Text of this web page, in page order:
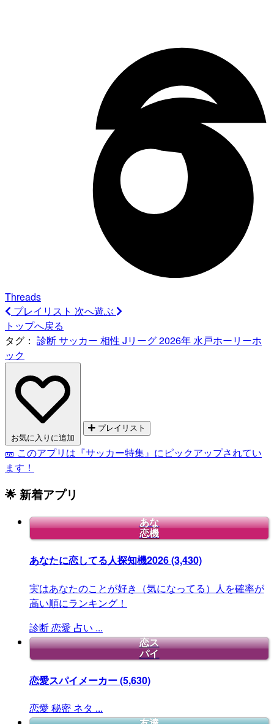
Threads
プレイリスト 次へ遊ぶ
トップへ戻る
タグ： 診断サッカー 相性 Jリーグ2026年 水戸ホーリーホ
ック
お気に入りに追加
プレイリスト
🎫 このアプリは『サッカー特集』にピックアップされてい
ます！
🌟 新着アプリ
あな
恋機
あなたに恋してる人探知機2026(3,430)
実はあなたのことが好き（気になってる）人を確率が
高い順にランキング！
診断恋愛 占い ...
恋ス
パイ
恋愛スパイメーカー(5,630)
恋愛 秘密 ネタ ...